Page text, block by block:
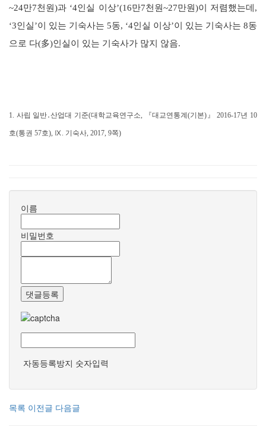
~24만7천원)과 ‘4인실 이상’(16만7천원~27만원)이 저렴했는데 ,
‘3인실’이 있는 기숙사는 5동, ‘4인실 이상’이 있는 기숙사는 8동
으로 다(多)인실이 있는 기숙사가 많지 않음.
1. 사립 일반․산업대 기준(대학교육연구소, 『대교연통계(기본)』 2016-17년 10
호(통권 57호), Ⅸ. 기숙사, 2017, 9쪽)
이름
비밀번호
댓글등록
자동등록방지 숫자입력
목록 이전글 다음글